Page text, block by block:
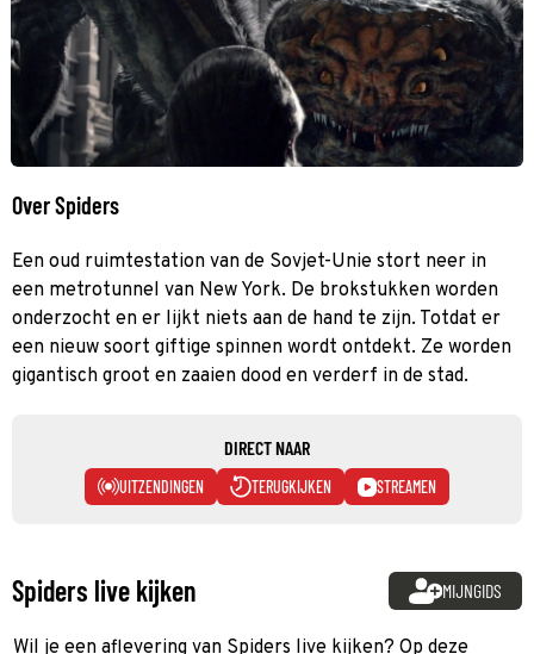
Over Spiders
Een oud ruimtestation van de Sovjet-Unie stort neer in
een metrotunnel van New York. De brokstukken worden
onderzocht en er lijkt niets aan de hand te zijn. Totdat er
een nieuw soort giftige spinnen wordt ontdekt. Ze worden
gigantisch groot en zaaien dood en verderf in de stad.
DIRECT NAAR
UITZENDINGEN TERUGKIJKEN STREAMEN
Spiders live kijken MIJNGIDS
Wil je een aflevering van Spiders live kijken? Op deze